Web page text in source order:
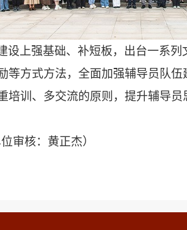
设上强基础、补短板，出台一系
等方式方法，全面加强辅导员队
培训、多交流的原则，提升辅导
审核：黄正杰）